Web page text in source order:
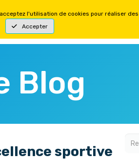
MENTALES OFFRES
Blog
sportive